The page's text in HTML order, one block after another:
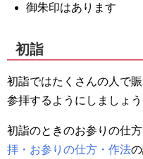
御朱印はあります
初詣
初詣ではたくさんの人で
参拝するようにしましょう
初詣のときのお参りの仕
拝・お参りの仕方・作法